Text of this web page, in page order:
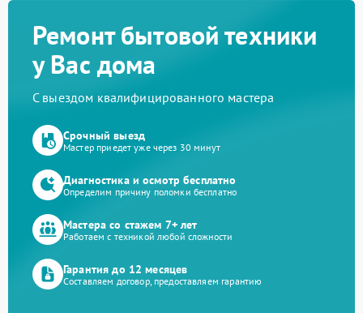
Ремонт бытовой техники
у Вас дома
С выездом квалифицированного мастера
Срочный выезд
Мастер приедет уже через 30 минут
Диагностика и осмотр бесплатно
Определим причину поломки бесплатно
Мастера со стажем 7+ лет
Работаем с техникой любой сложности
Гарантия до 12 месяцев
Составляем договор, предоставляем гарантию